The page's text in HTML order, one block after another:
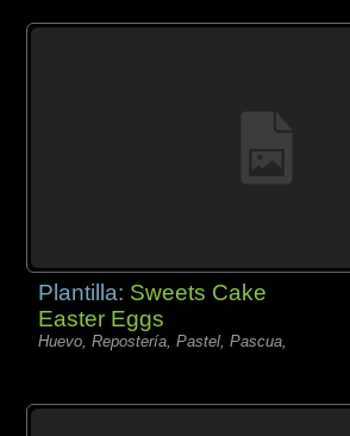
Plantilla: Sweets Cake
Easter Eggs
Huevo, Repostería, Pastel, Pascua,